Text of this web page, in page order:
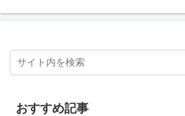
おすすめ記事